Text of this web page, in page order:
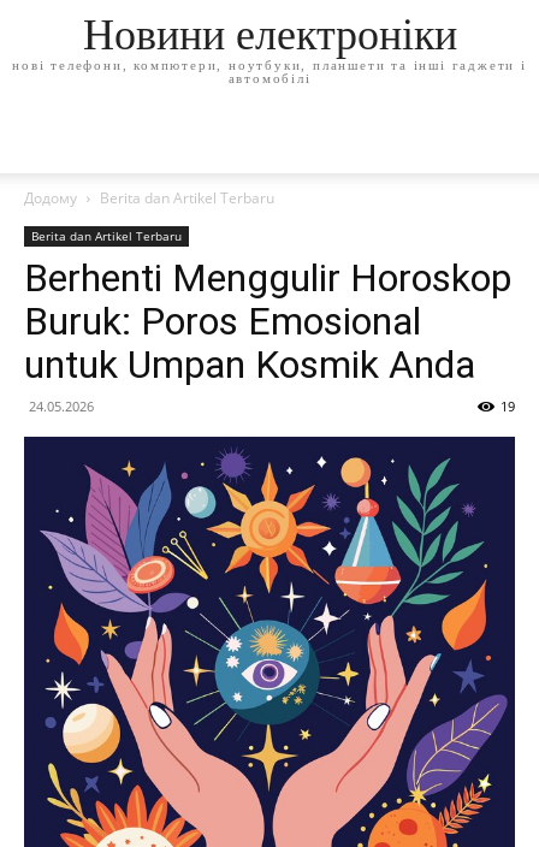
Новини електроніки
нові телефони, компютери, ноутбуки, планшети та інші гаджети і
автомобілі
Додому Berita dan Artikel Terbaru
Berita dan Artikel Terbaru
Berhenti Menggulir Horoskop
Buruk: Poros Emosional
untuk Umpan Kosmik Anda
24.05.2026 19